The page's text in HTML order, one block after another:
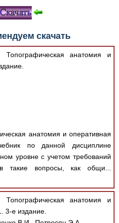
скачать
Топографическая анатомия и
анатомия и оперативная
по данной дисциплине
уровне с учетом требований
такие вопросы, как общи...
Топографическая анатомия и
3-е издание.